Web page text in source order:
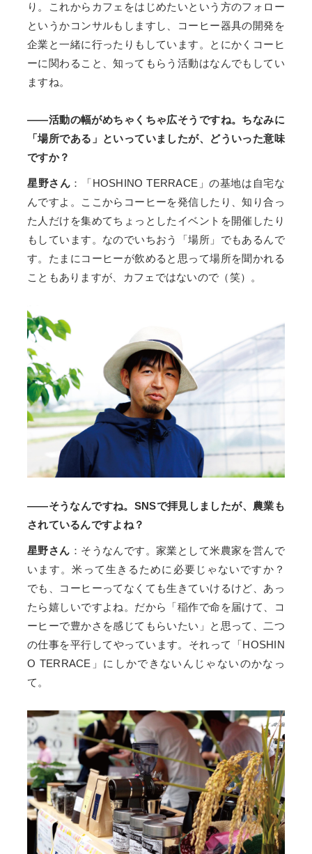
り。これからカフェをはじめたいという方のフォロー
というかコンサルもしますし、コーヒー器具の開発を
企業と一緒に行ったりもしています。とにかくコーヒ
ーに関わること、知ってもらう活動はなんでもしてい
ますね。
――活動の幅がめちゃくちゃ広そうですね。ちなみに
「場所である」といっていましたが、どういった意味
ですか？
星野さん ：「HOSHINO TERRACE」の基地は自宅な
んですよ。ここからコーヒーを発信したり、知り合っ
た人だけを集めてちょっとしたイベントを開催したり
もしています。なのでいちおう「場所」でもあるんで
す。たまにコーヒーが飲めると思って場所を聞かれる
こともありますが、カフェではないので（笑）。
――そうなんですね。SNSで拝見しましたが、農業も
されているんですよね？
星野さん ：そうなんです。家業として米農家を営んで
います。米って生きるために必要じゃないですか？
でも、コーヒーってなくても生きていけるけど、あっ
たら嬉しいですよね。だから「稲作で命を届けて、コ
ーヒーで豊かさを感じてもらいたい」と思って、二つ
の仕事を平行してやっています。それって「HOSHIN
O TERRACE」にしかできないんじゃないのかなっ
て。